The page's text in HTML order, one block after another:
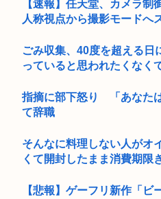
【速報】任天堂、カメラ制
人称視点から撮影モードへ
ごみ収集、40度を超える
っていると思われたくなく
指摘に部下怒り 「あなた
て辞職
そんなに料理しない人がオ
くて開封したまま消費期限
【悲報】ゲーフリ新作「